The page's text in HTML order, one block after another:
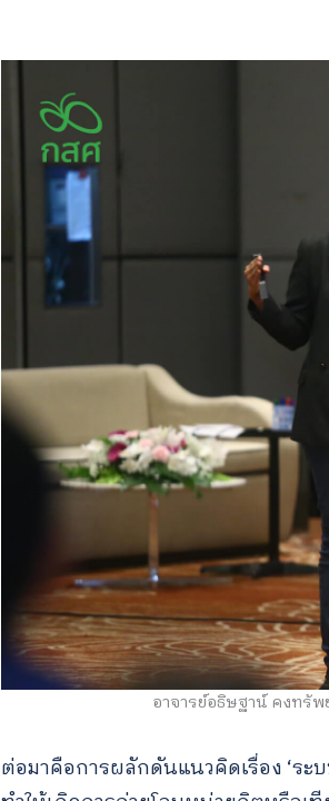
อาจารย์อธิษฐาน์ คงทรั
ต่อมาคือการผลักดันแนวคิดเรื่อง ‘ระ